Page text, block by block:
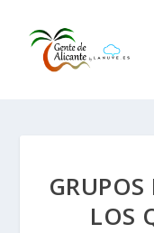
LOS